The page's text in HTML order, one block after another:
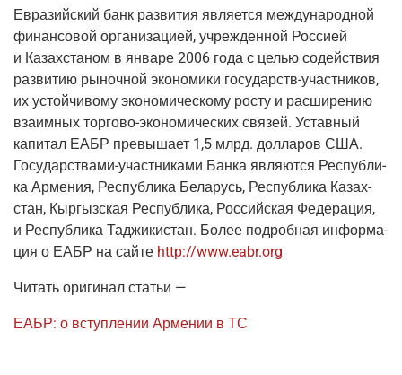
Евразий­ский банк раз­ви­тия явля­ет­ся меж­ду­на­род­ной
финан­со­вой орга­ни­за­ци­ей, учре­жден­ной Рос­си­ей
и Казах­ста­ном в янва­ре 2006 года с целью содей­ствия
раз­ви­тию рыноч­ной эко­но­ми­ки госу­дарств-участ­ни­ков,
их устой­чи­во­му эко­но­ми­че­ско­му росту и рас­ши­ре­нию
вза­им­ных тор­го­во-эко­но­ми­че­ских свя­зей. Устав­ный
капи­тал ЕАБР пре­вы­ша­ет 1,5 млрд. дол­ла­ров США.
Госу­дар­ства­ми-участ­ни­ка­ми Бан­ка явля­ют­ся Рес­пуб­ли­
ка Арме­ния, Рес­пуб­ли­ка Бела­русь, Рес­пуб­ли­ка Казах­
стан, Кыр­гыз­ская Рес­пуб­ли­ка, Рос­сий­ская Феде­ра­ция,
и Рес­пуб­ли­ка Таджи­ки­стан. Более подроб­ная инфор­ма­
ция о ЕАБР на сай­те http://www.eabr.org
Читать ори­ги­нал статьи —
ЕАБР: о вступ­ле­нии Арме­нии в ТС